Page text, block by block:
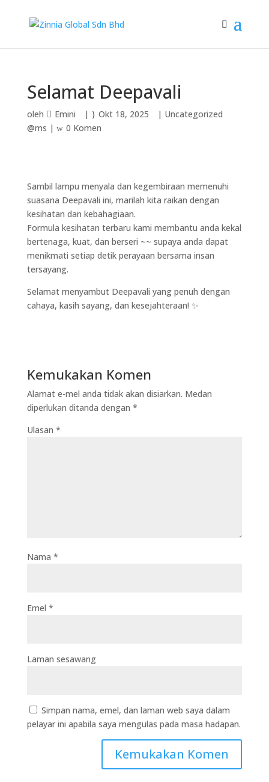
Selamat Deepavali
oleh Emini | Okt 18, 2025 | Uncategorized
@ms | 0 Komen
Sambil lampu menyala dan kegembiraan memenuhi
suasana Deepavali ini, marilah kita raikan dengan
kesihatan dan kebahagiaan.
Formula kesihatan terbaru kami membantu anda kekal
bertenaga, kuat, dan berseri ~~ supaya anda dapat
menikmati setiap detik perayaan bersama insan
tersayang.
Selamat menyambut Deepavali yang penuh dengan
cahaya, kasih sayang, dan kesejahteraan! ✨
Kemukakan Komen
Alamat e-mel anda tidak akan disiarkan. Medan
diperlukan ditanda dengan *
Ulasan *
Nama *
Emel *
Laman sesawang
Simpan nama, emel, dan laman web saya dalam
pelayar ini apabila saya mengulas pada masa hadapan.